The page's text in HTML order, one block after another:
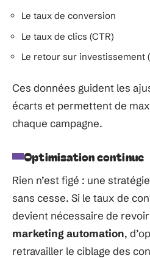
Le taux de conversion
Le taux de clics (CTR)
Le retour sur investissement
Ces données guident les
écarts et permettent de
chaque campagne.
Optimisation continue
Rien n’est figé : une
sans cesse. Si le taux de
devient nécessaire de
marketing automation,
retravailler le ciblage des